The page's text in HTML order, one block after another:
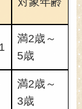
満2歳～
5歳
満2歳～
3歳